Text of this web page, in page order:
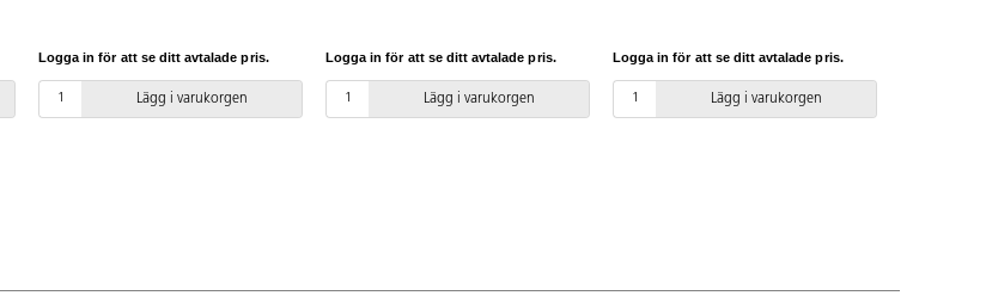
Logga in för att se ditt avtalade pris.
Lägg i varukorgen
Logga in för att se ditt avtalade pris.
Lägg i varukorgen
Logga in för att se ditt avtalade pris.
Lägg i varukorgen